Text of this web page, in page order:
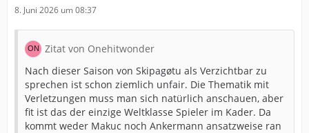
mag in kleineren Vereinen funktionieren, aber nicht
über eine Saison hinweg bei einem Spitzenverein mit
allerhöchsten Ansprüchen.
Unterm Strich kann er Kiel natürlich punktuell helfen, er
ist aber weit von einem Anführer entfernt, um den ich
eine Mannschaft aufbauen würde.
8. Juni 2026 um 08:37
Zitat von Onehitwonder
Nach dieser Saison von Skipagøtu als Verzichtbar zu
sprechen ist schon ziemlich unfair. Die Thematik mit
Verletzungen muss man sich natürlich anschauen, aber
fit ist das der einzige Weltklasse Spieler im Kader. Da
kommt weder Makuc noch Ankermann ansatzweise ran